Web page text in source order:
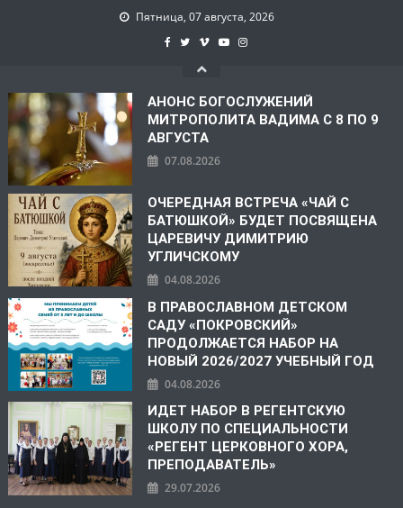
Пятница, 07 августа, 2026
АНОНС БОГОСЛУЖЕНИЙ
МИТРОПОЛИТА ВАДИМА С 8 ПО 9
АВГУСТА
07.08.2026
ОЧЕРЕДНАЯ ВСТРЕЧА «ЧАЙ С
БАТЮШКОЙ» БУДЕТ ПОСВЯЩЕНА
ЦАРЕВИЧУ ДИМИТРИЮ
УГЛИЧСКОМУ
04.08.2026
В ПРАВОСЛАВНОМ ДЕТСКОМ
САДУ «ПОКРОВСКИЙ»
ПРОДОЛЖАЕТСЯ НАБОР НА
НОВЫЙ 2026/2027 УЧЕБНЫЙ ГОД
04.08.2026
ИДЕТ НАБОР В РЕГЕНТСКУЮ
ШКОЛУ ПО СПЕЦИАЛЬНОСТИ
«РЕГЕНТ ЦЕРКОВНОГО ХОРА,
ПРЕПОДАВАТЕЛЬ»
29.07.2026